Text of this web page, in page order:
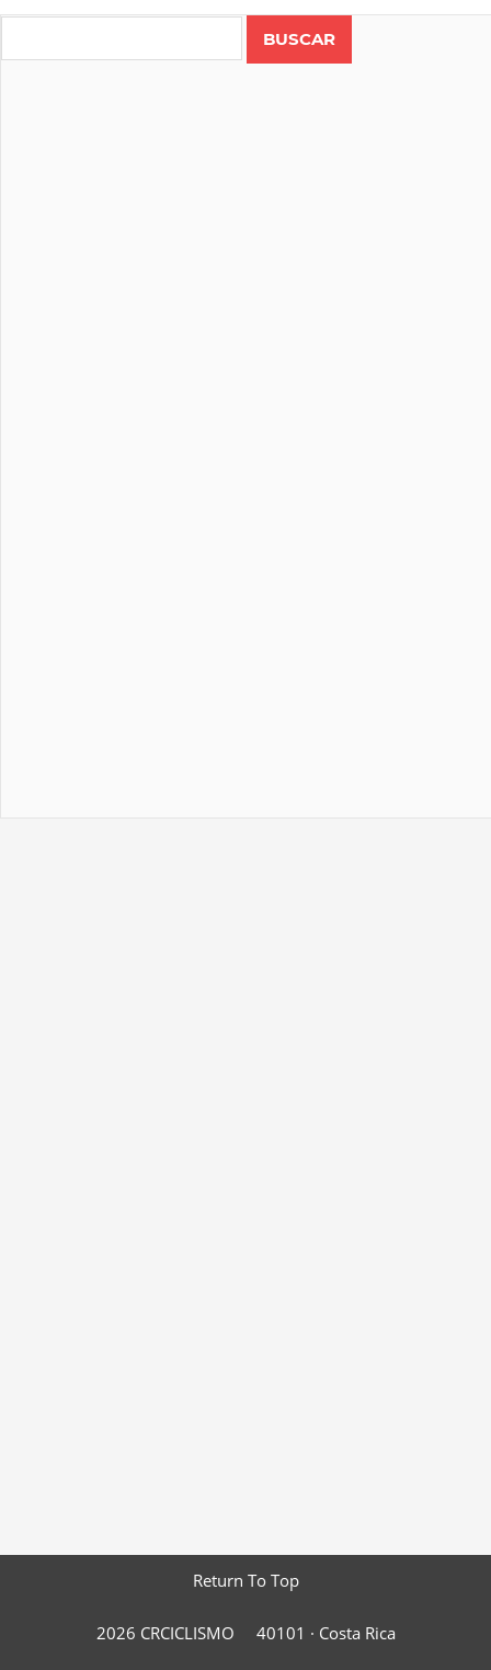
Return To Top
2026 CRCICLISMO 40101 · Costa Rica